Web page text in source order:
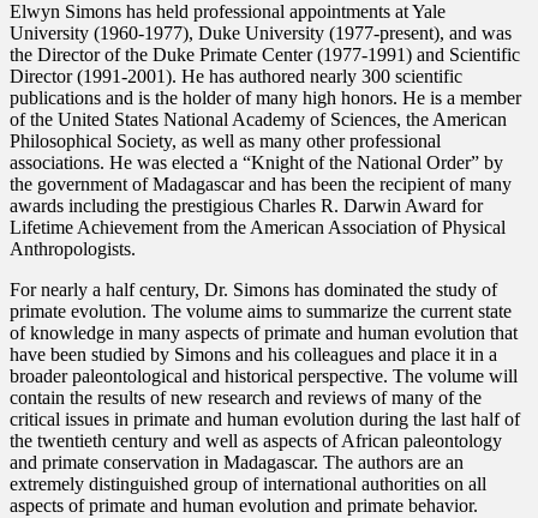
Elwyn Simons has held professional appointments at Yale
University (1960-1977), Duke University (1977-present), and was
the Director of the Duke Primate Center (1977-1991) and Scientific
Director (1991-2001). He has authored nearly 300 scientific
publications and is the holder of many high honors. He is a member
of the United States National Academy of Sciences, the American
Philosophical Society, as well as many other professional
associations. He was elected a “Knight of the National Order” by
the government of Madagascar and has been the recipient of many
awards including the prestigious Charles R. Darwin Award for
Lifetime Achievement from the American Association of Physical
Anthropologists.
For nearly a half century, Dr. Simons has dominated the study of
primate evolution. The volume aims to summarize the current state
of knowledge in many aspects of primate and human evolution that
have been studied by Simons and his colleagues and place it in a
broader paleontological and historical perspective. The volume will
contain the results of new research and reviews of many of the
critical issues in primate and human evolution during the last half of
the twentieth century and well as aspects of African paleontology
and primate conservation in Madagascar. The authors are an
extremely distinguished group of international authorities on all
aspects of primate and human evolution and primate behavior.